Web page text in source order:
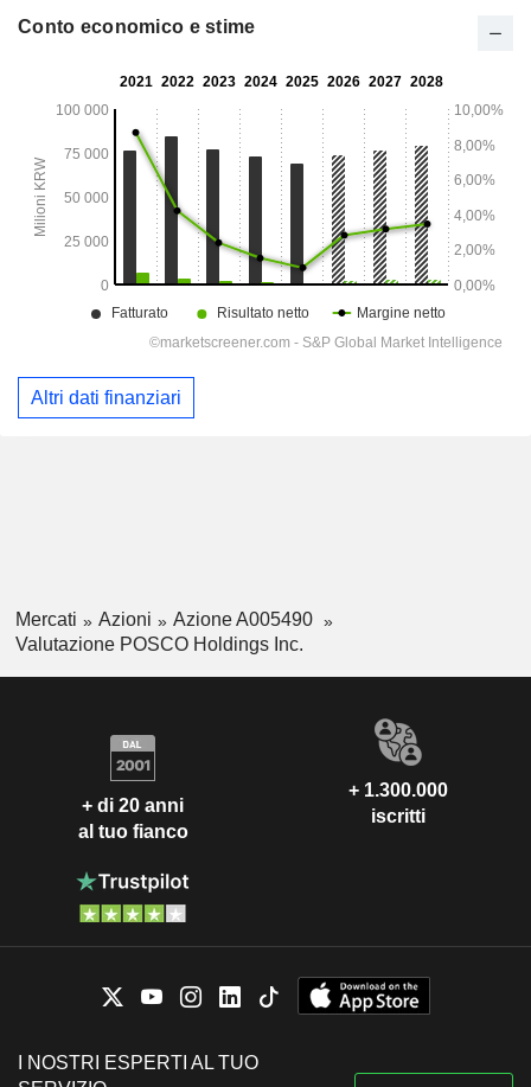
Conto economico e stime
Altri dati finanziari
Mercati Azioni
Azione A005490
Valutazione POSCO Holdings Inc.
+ di 20 anni
al tuo fianco
+ 1.300.000
iscritti
I NOSTRI ESPERTI AL TUO